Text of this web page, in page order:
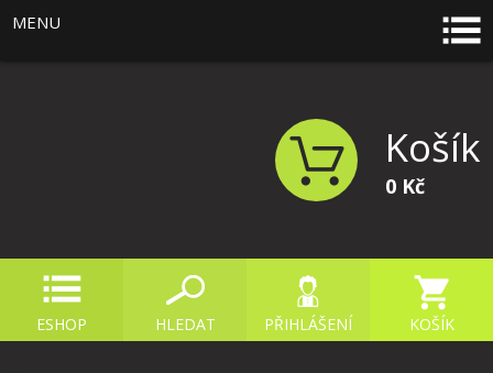
MENU
Košík
0 Kč
ESHOP HLEDAT PŘIHLÁŠENÍ KOŠÍK